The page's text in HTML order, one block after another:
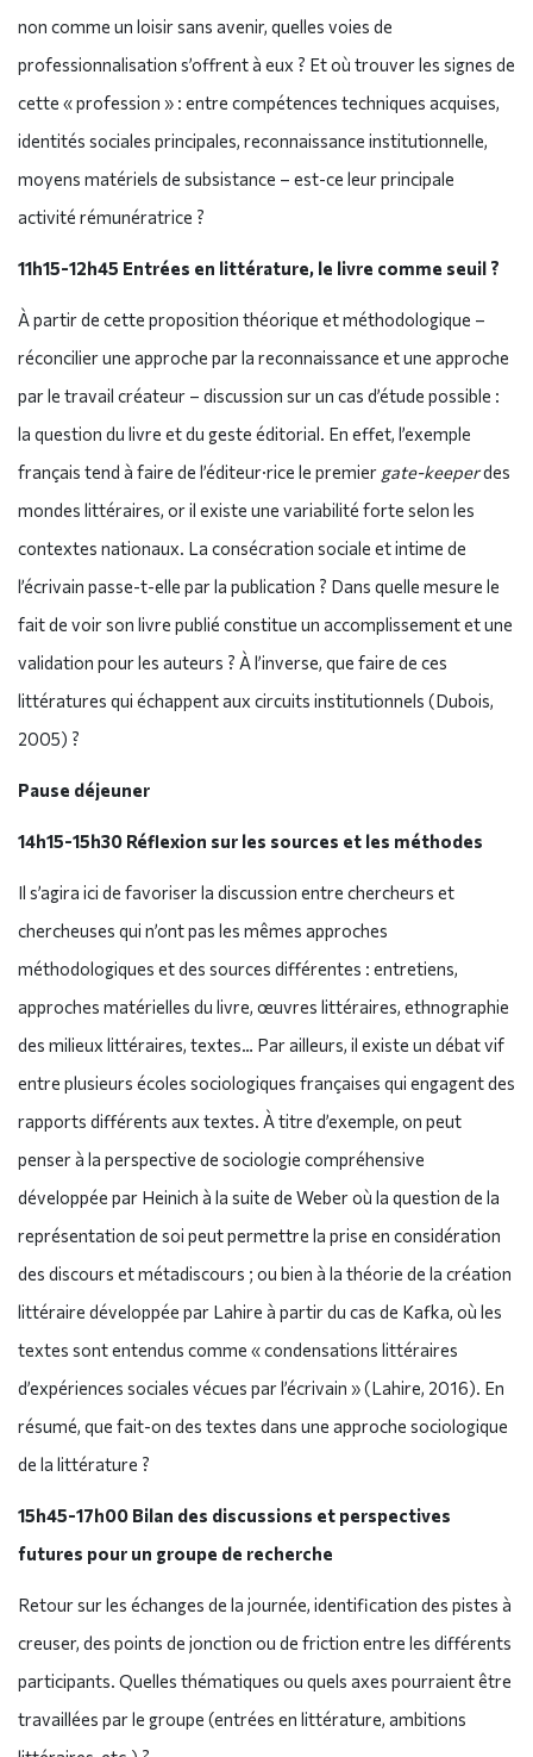
non comme un loisir sans avenir, quelles voies de
professionnalisation s’offrent à eux ? Et où trouver les signes de
cette « profession » : entre compétences techniques acquises,
identités sociales principales, reconnaissance institutionnelle,
moyens matériels de subsistance – est-ce leur principale
activité rémunératrice ?
11h15-12h45 Entrées en littérature, le livre comme seuil ?
À partir de cette proposition théorique et méthodologique –
réconcilier une approche par la reconnaissance et une approche
par le travail créateur – discussion sur un cas d’étude possible :
la question du livre et du geste éditorial. En effet, l’exemple
français tend à faire de l’éditeur·rice le premier gate-keeperdes
mondes littéraires, or il existe une variabilité forte selon les
contextes nationaux. La consécration sociale et intime de
l’écrivain passe-t-elle par la publication ? Dans quelle mesure le
fait de voir son livre publié constitue un accomplissement et une
validation pour les auteurs ? À l’inverse, que faire de ces
littératures qui échappent aux circuits institutionnels (Dubois,
2005) ?
Pause déjeuner
14h15-15h30 Réflexion sur les sources et les méthodes
Il s’agira ici de favoriser la discussion entre chercheurs et
chercheuses qui n’ont pas les mêmes approches
méthodologiques et des sources différentes : entretiens,
approches matérielles du livre, œuvres littéraires, ethnographie
des milieux littéraires, textes… Par ailleurs, il existe un débat vif
entre plusieurs écoles sociologiques françaises qui engagent des
rapports différents aux textes. À titre d’exemple, on peut
penser à la perspective de sociologie compréhensive
développée par Heinich à la suite de Weber où la question de la
représentation de soi peut permettre la prise en considération
des discours et métadiscours ; ou bien à la théorie de la création
littéraire développée par Lahire à partir du cas de Kafka, où les
textes sont entendus comme « condensations littéraires
d’expériences sociales vécues par l’écrivain » (Lahire, 2016). En
résumé, que fait-on des textes dans une approche sociologique
de la littérature ?
15h45-17h00 Bilan des discussions et perspectives
futures pour un groupe de recherche
Retour sur les échanges de la journée, identification des pistes à
creuser, des points de jonction ou de friction entre les différents
participants. Quelles thématiques ou quels axes pourraient être
travaillées par le groupe (entrées en littérature, ambitions